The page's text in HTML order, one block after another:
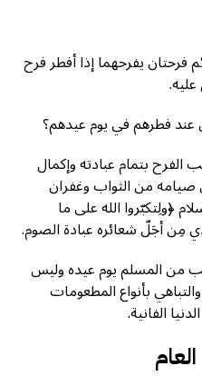
فرحتان يفرحهما إذا أفطر فرح
عند فطرهم في يوم عيدهم؟
بتمام عبادته وإكمال
من الثواب وغفران
﴿ولِتكبّروا الله على ما
مِن أجَلّ شعائره عبادة الصوم.
من المسلم يوم عيده وليس
بأنواع المطعومات
الفانية.